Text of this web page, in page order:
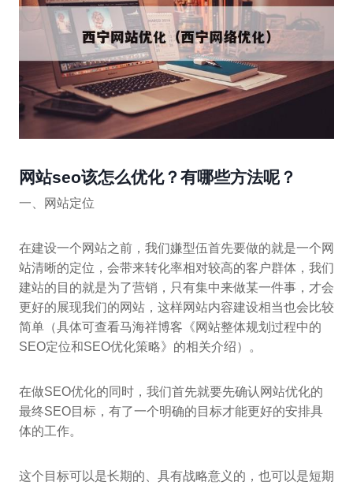
网站seo该怎么优化？有哪些方法呢？
一、网站定位
在建设一个网站之前，我们嫌型伍首先要做的就是一个网
站清晰的定位，会带来转化率相对较高的客户群体，我们
建站的目的就是为了营销，只有集中来做某一件事，才会
更好的展现我们的网站，这样网站内容建设相当也会比较
简单（具体可查看马海祥博客《网站整体规划过程中的
SEO定位和SEO优化策略》的相关介绍）。
在做SEO优化的同时，我们首先就要先确认网站优化的
最终SEO目标，有了一个明确的目标才能更好的安排具
体的工作。
这个目标可以是长期的、具有战略意义的，也可以是短期